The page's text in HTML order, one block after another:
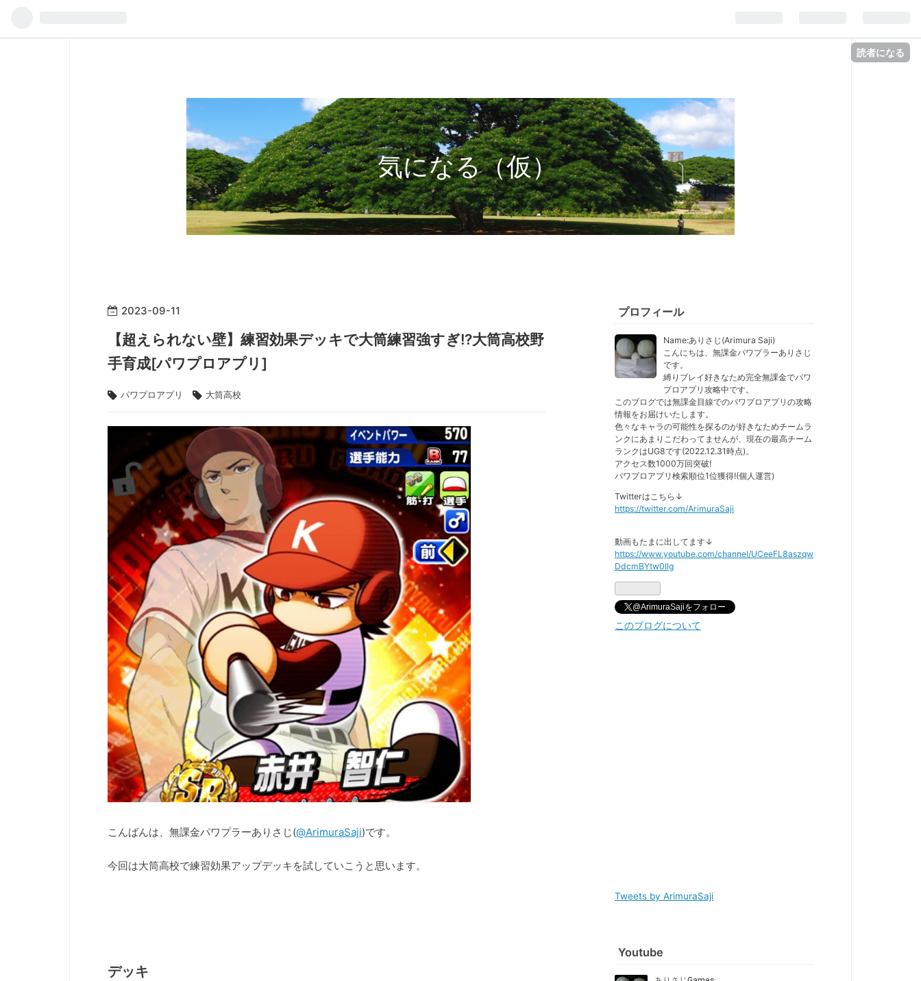
読者になる
気になる（仮）
2023-09-11
【超えられない壁】練習効果デッキで大筒練習強すぎ!?大筒高校野
手育成[パワプロアプリ]
パワプロアプリ 大筒高校
こんばんは、無課金パワプラーありさじ(@ArimuraSaji)です。
今回は大筒高校で練習効果アップデッキを試していこうと思います。
デッキ
プロフィール
Name:ありさじ(Arimura Saji)
こんにちは、無課金パワプラーありさじ
です。
縛りプレイ好きなため完全無課金でパワ
プロアプリ攻略中です。
このブログでは無課金目線でのパワプロアプリの攻略
情報をお届けいたします。
色々なキャラの可能性を探るのが好きなためチームラ
ンクにあまりこだわってませんが、現在の最高チーム
ランクはUG8です(2022.12.31時点)。
アクセス数1000万回突破!
パワプロアプリ検索順位1位獲得!(個人運営)
Twitterはこちら↓
https://twitter.com/ArimuraSaji
動画もたまに出してます↓
https://www.youtube.com/channel/UCeeFL8aszqw
DdcmBYtw0Ilg
@ArimuraSajiをフォロー
このブログについて
Tweets by ArimuraSaji
Youtube